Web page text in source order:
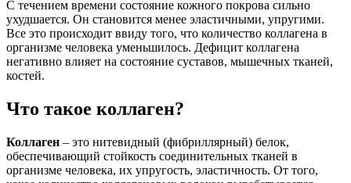
С течением времени состояние кожного покрова сильно
ухудшается. Он становится менее эластичными, упругими.
Все это происходит ввиду того, что количество коллагена в
организме человека уменьшилось. Дефицит коллагена
негативно влияет на состояние суставов, мышечных тканей,
костей.
Что такое коллаген?
Коллаген – это нитевидный (фибриллярный) белок,
обеспечивающий стойкость соединительных тканей в
организме человека, их упругость, эластичность. От того,